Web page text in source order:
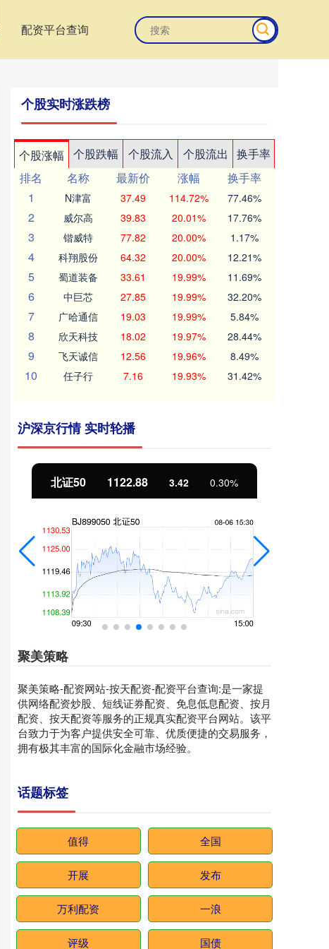
配资平台查询
个股实时涨跌榜
个股涨幅 个股跌幅 个股流入 个股流出
换手率
排名
名称 最新价 涨幅
换手率
1
N津富 37.49 114.72% 77.46%
2 威尔高 39.83 20.01% 17.76%
3 锴威特 77.82 20.00% 1.17%
4 科翔股份 64.32 20.00% 12.21%
5 蜀道装备 33.61 19.99% 11.69%
6 中巨芯 27.85 19.99% 32.20%
7 广哈通信 19.03 19.99% 5.84%
8 欣天科技 18.02 19.97% 28.44%
9 飞天诚信 12.56 19.96% 8.49%
10 任子行 7.16 19.93% 31.42%
沪深京行情 实时轮播
北证50 1122.88 3.42 0.30%
聚美策略
聚美策略-配资网站-按天配资-配资平台查询:是一家提
供网络配资炒股、短线证券配资、免息低息配资、按月
配资、按天配资等服务的正规真实配资平台网站。该平
台致力于为客户提供安全可靠、优质便捷的交易服务，
拥有极其丰富的国际化金融市场经验。
话题标签
值得 全国
开展 发布
万利配资 一浪
评级 国债